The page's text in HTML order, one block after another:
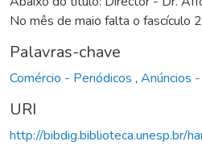
No mês de maio falta o fascículo
Palavras-chave
Comércio - Periódicos , Anúncios -
URI
http://bibdig.biblioteca.unesp.br/